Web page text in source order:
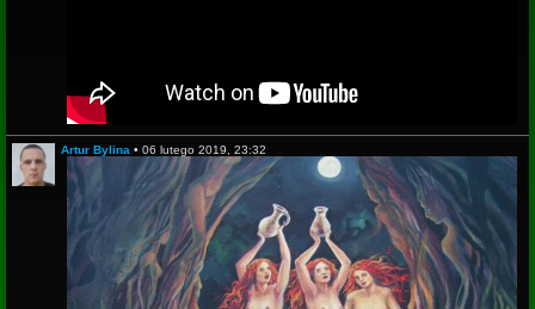
Artur Bylina • 06 lutego 2019, 23:32